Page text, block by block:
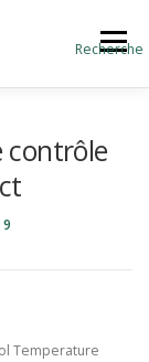
Recherche
Menu
contrôle
Temperature